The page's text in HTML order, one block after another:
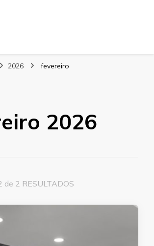
2026 fevereiro
2026
de 2 RESULTADOS